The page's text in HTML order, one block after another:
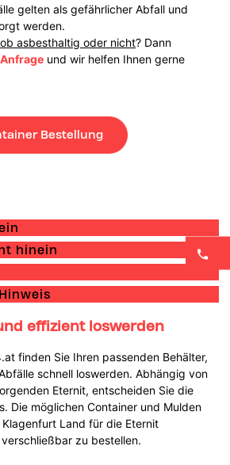
gelten als gefährlicher Abfall und
werden.
asbesthaltig oder nicht? Dann
Anfrage und wir helfen Ihnen gerne
Bestellung
hinein
effizient loswerden
finden Sie Ihren passenden Behälter,
schnell loswerden. Abhängig von
Eternit, entscheiden Sie die
Die möglichen Container und Mulden
Land für die Eternit
zu bestellen.